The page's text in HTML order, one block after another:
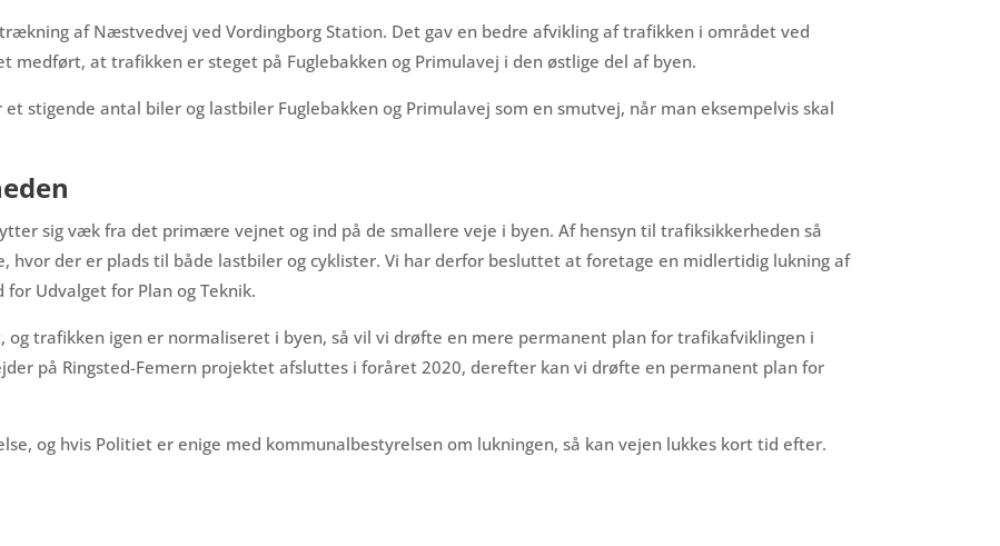
af Næstvedvej ved Vordingborg Station. Det gav en bedre afvikling af trafikken i området ved
medført, at trafikken er steget på Fuglebakken og Primulavej i den østlige del af byen.
stigende antal biler og lastbiler Fuglebakken og Primulavej som en smutvej, når man eksempelvis skal
sig væk fra det primære vejnet og ind på de smallere veje i byen. Af hensyn til trafiksikkerheden så
hvor der er plads til både lastbiler og cyklister. Vi har derfor besluttet at foretage en midlertidig lukning af
for Udvalget for Plan og Teknik.
og trafikken igen er normaliseret i byen, så vil vi drøfte en mere permanent plan for trafikafviklingen i
på Ringsted-Femern projektet afsluttes i foråret 2020, derefter kan vi drøfte en permanent plan for
og hvis Politiet er enige med kommunalbestyrelsen om lukningen, så kan vejen lukkes kort tid efter.